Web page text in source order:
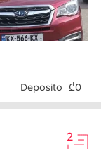
Deposito ₾0
2